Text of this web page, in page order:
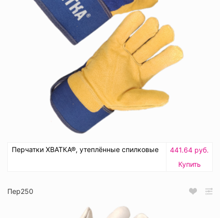
Перчатки ХВАТКА®, утеплённые спилковые
441.64 руб.
Купить
Пер250